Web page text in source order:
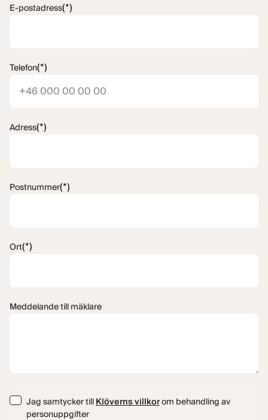
E-postadress(*)
Telefon(*)
Adress(*)
Postnummer(*)
Ort(*)
Meddelande till mäklare
ConsentJag samtycker till Klöverns villkorom behandling av
personuppgifter